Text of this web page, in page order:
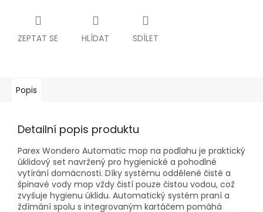
ZEPTAT SE HLÍDAT SDÍLET
Popis
Detailní popis produktu
Parex Wondero Automatic mop na podlahu je praktický
úklidový set navržený pro hygienické a pohodlné
vytírání domácnosti. Díky systému oddělené čisté a
špinavé vody mop vždy čistí pouze čistou vodou, což
zvyšuje hygienu úklidu. Automatický systém praní a
ždímání spolu s integrovaným kartáčem pomáhá